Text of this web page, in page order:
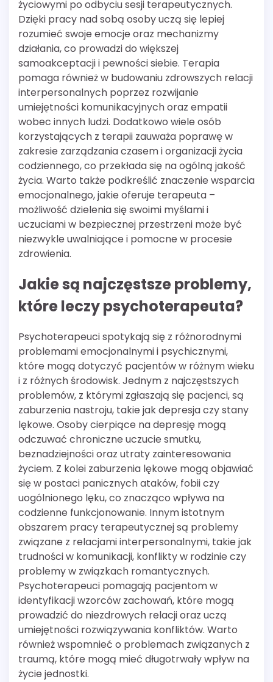
życiowymi po odbyciu sesji terapeutycznych.
Dzięki pracy nad sobą osoby uczą się lepiej
rozumieć swoje emocje oraz mechanizmy
działania, co prowadzi do większej
samoakceptacji i pewności siebie. Terapia
pomaga również w budowaniu zdrowszych relacji
interpersonalnych poprzez rozwijanie
umiejętności komunikacyjnych oraz empatii
wobec innych ludzi. Dodatkowo wiele osób
korzystających z terapii zauważa poprawę w
zakresie zarządzania czasem i organizacji życia
codziennego, co przekłada się na ogólną jakość
życia. Warto także podkreślić znaczenie wsparcia
emocjonalnego, jakie oferuje terapeuta –
możliwość dzielenia się swoimi myślami i
uczuciami w bezpiecznej przestrzeni może być
niezwykle uwalniające i pomocne w procesie
zdrowienia.
Jakie są najczęstsze problemy,
które leczy psychoterapeuta?
Psychoterapeuci spotykają się z różnorodnymi
problemami emocjonalnymi i psychicznymi,
które mogą dotyczyć pacjentów w różnym wieku
i z różnych środowisk. Jednym z najczęstszych
problemów, z którymi zgłaszają się pacjenci, są
zaburzenia nastroju, takie jak depresja czy stany
lękowe. Osoby cierpiące na depresję mogą
odczuwać chroniczne uczucie smutku,
beznadziejności oraz utraty zainteresowania
życiem. Z kolei zaburzenia lękowe mogą objawiać
się w postaci panicznych ataków, fobii czy
uogólnionego lęku, co znacząco wpływa na
codzienne funkcjonowanie. Innym istotnym
obszarem pracy terapeutycznej są problemy
związane z relacjami interpersonalnymi, takie jak
trudności w komunikacji, konflikty w rodzinie czy
problemy w związkach romantycznych.
Psychoterapeuci pomagają pacjentom w
identyfikacji wzorców zachowań, które mogą
prowadzić do niezdrowych relacji oraz uczą
umiejętności rozwiązywania konfliktów. Warto
również wspomnieć o problemach związanych z
traumą, które mogą mieć długotrwały wpływ na
życie jednostki.